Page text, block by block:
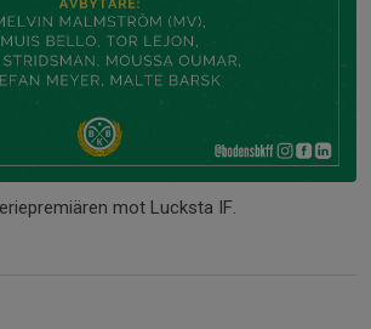
mot Lucksta IF.